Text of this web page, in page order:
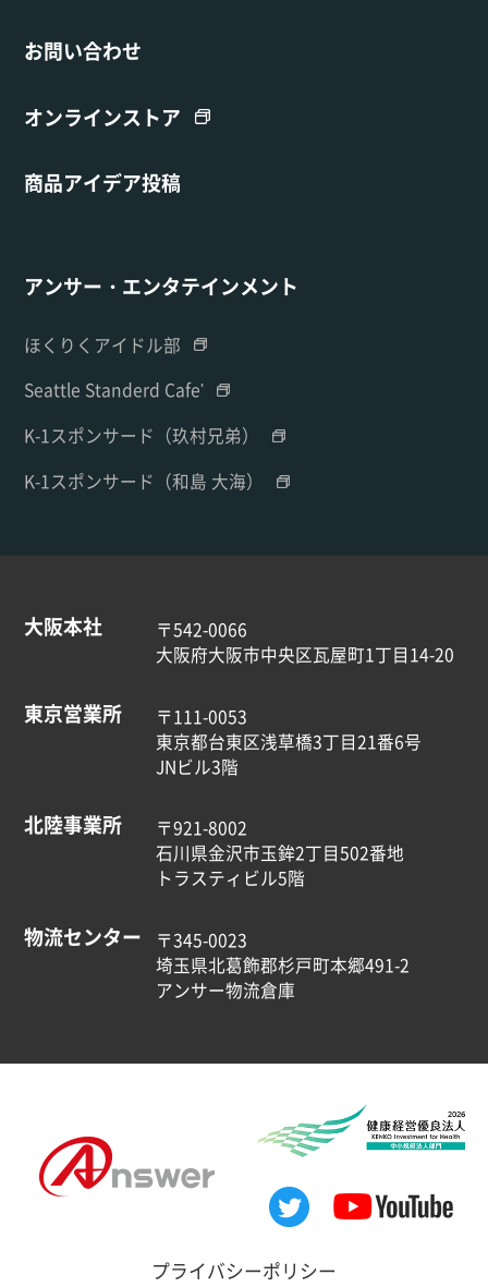
お問い合わせ
オンラインストア
商品アイデア投稿
アンサー・エンタテインメント
ほくりくアイドル部
Seattle Standerd Cafe'
K-1スポンサード（玖村兄弟）
K-1スポンサード（和島 大海）
大阪本社
〒542-0066
大阪府大阪市中央区瓦屋町1丁目14-20
東京営業所
〒111-0053
東京都台東区浅草橋3丁目21番6号
JNビル3階
北陸事業所
〒921-8002
石川県金沢市玉鉾2丁目502番地
トラスティビル5階
物流センター
〒345-0023
埼玉県北葛飾郡杉戸町本郷491-2
アンサー物流倉庫
プライバシーポリシー